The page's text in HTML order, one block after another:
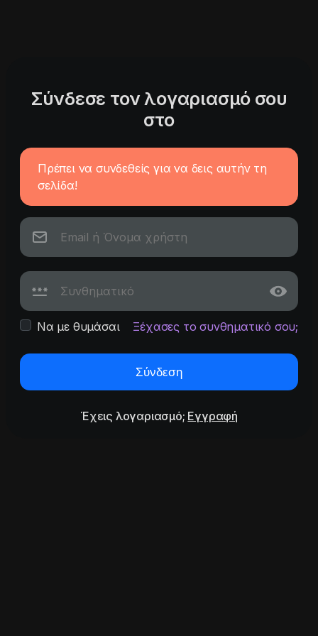
Σύνδεσε τον λογαριασμό σου
στο
Πρέπει να συνδεθείς για να δεις αυτήν τη
σελίδα!
Να με θυμάσαι Ξέχασες το συνθηματικό σου;
Σύνδεση
Έχεις λογαριασμό; Εγγραφή